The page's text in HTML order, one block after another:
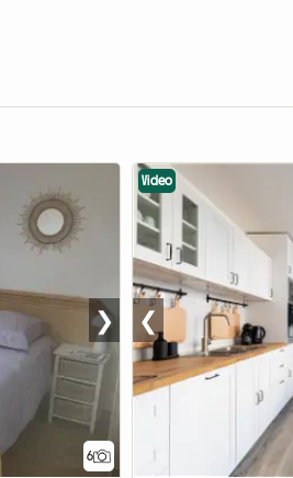
6
❯
Video
❮